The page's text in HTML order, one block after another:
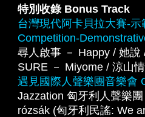
特別收錄 Bonus Track
台灣現代阿卡貝拉大賽-
Competition-
尋人啟事 － Happy / 她
SURE － Miyome / 涼山
遇見國際人聲樂團音樂會
Jazzation 匈牙利人聲樂
rózsák (匈牙利民謠: We